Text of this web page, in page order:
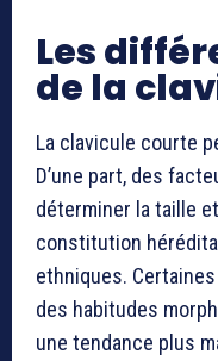
Les
de la
La clavicule courte
D’une part, des
déterminer la taille
constitution
ethniques.
des habitudes
une tendance plus